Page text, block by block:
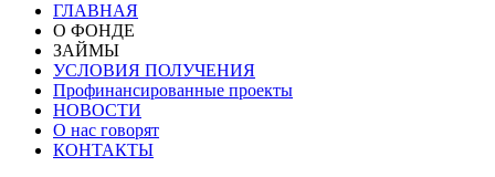
ГЛАВНАЯ
О ФОНДЕ
ЗАЙМЫ
УСЛОВИЯ ПОЛУЧЕНИЯ
Профинансированные проекты
НОВОСТИ
О нас говорят
КОНТАКТЫ